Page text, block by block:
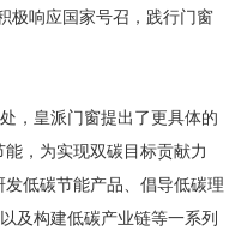
极响应国家号召，践行门窗
，皇派门窗提出了更具体的
，为实现双碳目标贡献力
低碳节能产品、倡导低碳理
及构建低碳产业链等一系列